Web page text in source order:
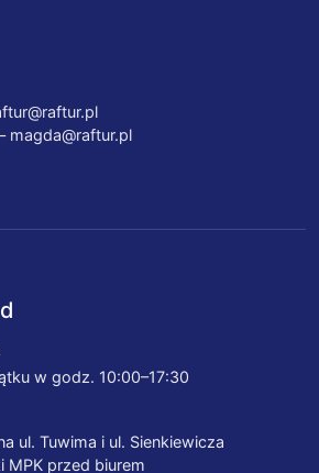
magda@raftur.pl
w godz. 10:00–17:30
ul. Tuwima i ul. Sienkiewicza
MPK przed biurem